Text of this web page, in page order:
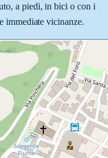
a piedi, in bici o con i
immediate vicinanze.